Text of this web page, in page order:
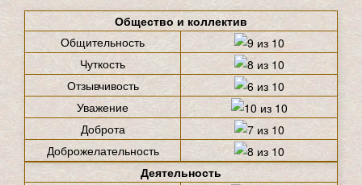
Общество и коллектив
Общительность
Чуткость
Отзывчивость
Уважение
Доброта
Доброжелательность
Деятельность